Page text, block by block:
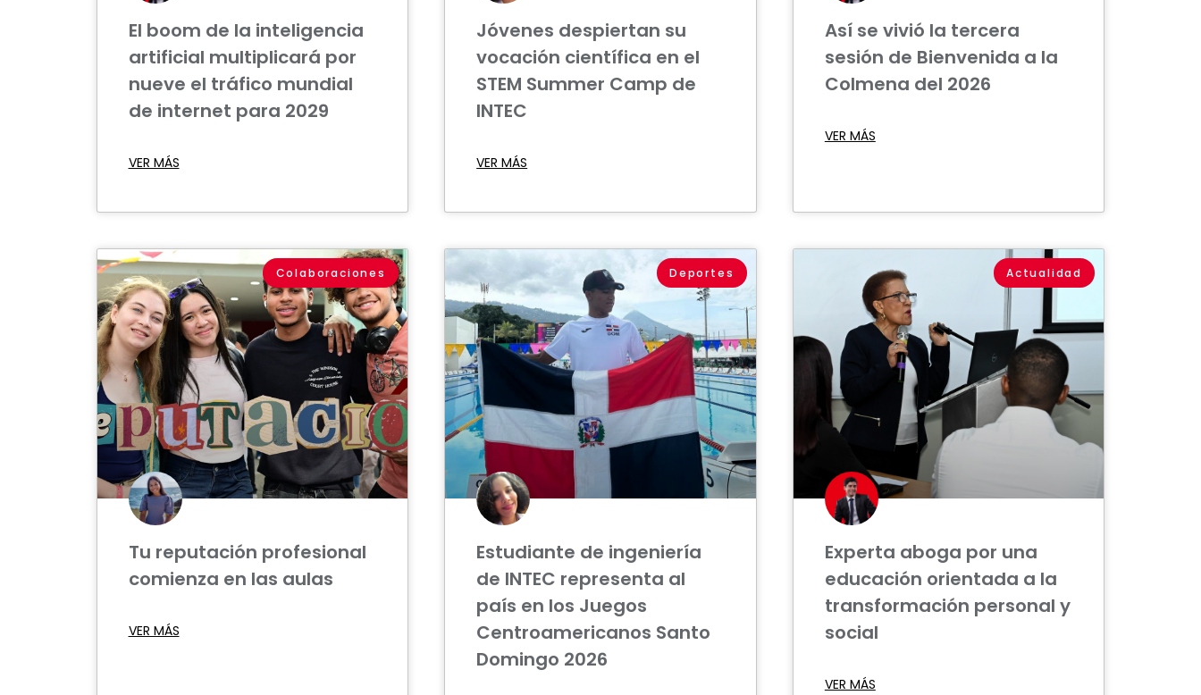
El boom de la inteligencia
artificial multiplicará por
nueve el tráfico mundial
de internet para 2029
VER MÁS
Jóvenes despiertan su
vocación científica en el
STEM Summer Camp de
INTEC
VER MÁS
Así se vivió la tercera
sesión de Bienvenida a la
Colmena del 2026
VER MÁS
Colaboraciones
Tu reputación profesional
comienza en las aulas
VER MÁS
Deportes
Estudiante de ingeniería
de INTEC representa al
país en los Juegos
Centroamericanos Santo
Domingo 2026
Actualidad
Experta aboga por una
educación orientada a la
transformación personal y
social
VER MÁS